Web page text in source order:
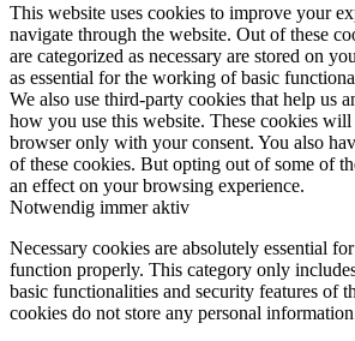
This website uses cookies to improve your
navigate through the website. Out of these
are categorized as necessary are stored on
as essential for the working of basic
We also use third-party cookies that help us
how you use this website. These cookies
browser only with your consent. You also
of these cookies. But opting out of some of
an effect on your browsing experience.
Notwendig immer aktiv
Necessary cookies are absolutely essential
function properly. This category only
basic functionalities and security features of
cookies do not store any personal